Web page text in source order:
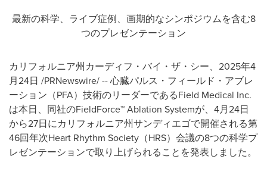
最新の科学、ライブ症例、画期的なシンポジウムを含む8
つのプレゼンテーション
カリフォルニア州カーディフ・バイ・ザ・シー、2025年4
月24日 /PRNewswire/ -- 心臓パルス・フィールド・アブレ
ーション（PFA）技術のリーダーであるField Medical Inc.
は本日、同社のFieldForce™ Ablation Systemが、4月24日
から27日にカリフォルニア州サンディエゴで開催される第
46回年次Heart Rhythm Society（HRS）会議の8つの科学プ
レゼンテーションで取り上げられることを発表しました。